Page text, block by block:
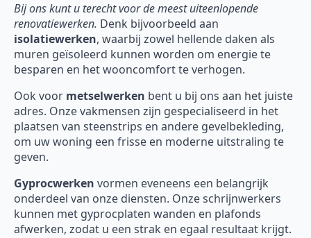
Bij ons kunt u terecht voor de meest uiteenlopende
renovatiewerken. Denk bijvoorbeeld aan
isolatiewerken, waarbij zowel hellende daken als
muren geïsoleerd kunnen worden om energie te
besparen en het wooncomfort te verhogen.
Ook voor metselwerken bent u bij ons aan het juiste
adres. Onze vakmensen zijn gespecialiseerd in het
plaatsen van steenstrips en andere gevelbekleding,
om uw woning een frisse en moderne uitstraling te
geven.
Gyprocwerken vormen eveneens een belangrijk
onderdeel van onze diensten. Onze schrijnwerkers
kunnen met gyprocplaten wanden en plafonds
afwerken, zodat u een strak en egaal resultaat krijgt.